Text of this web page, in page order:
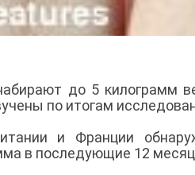
до 5 килограмм
по итогам
и Франции
в последующие 12